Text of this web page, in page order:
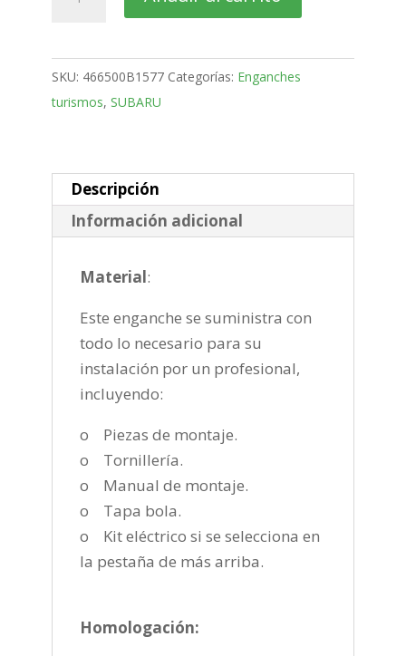
Legacy
Bola
desmontable
horizontal
2003-
2009
cantidad
SKU: 466500B1577 Categorías: Enganches
turismos, SUBARU
Descripción
Información adicional
Material:
Este enganche se suministra con
todo lo necesario para su
instalación por un profesional,
incluyendo:
o Piezas de montaje.
o Tornillería.
o Manual de montaje.
o Tapa bola.
o Kit eléctrico si se selecciona en
la pestaña de más arriba.
Homologación: